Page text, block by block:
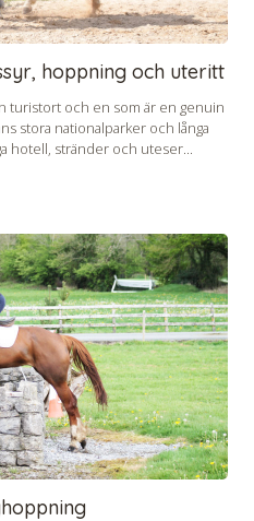
hoppning och uteritt
turistort och en som är en genuin
stora nationalparker och långa
hotell, stränder och uteser...